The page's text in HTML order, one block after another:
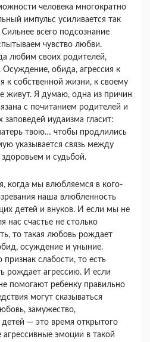
человека многократно
импульс усиливается так
всего подсознание
чувство любви.
любим своих родителей,
обида, агрессия к
к собственной жизни, к своему
живут. Я думаю, одна из причин
с почитанием родителей и
иудаизма гласит:
твою… чтобы продлились
указывается связь между
и судьбой.
когда мы влюбляемся в кого-
наша влюбленность
детей и внуков. И если мы не
нас счастье не столько
то такая любовь рождает
осуждение и уныние.
слабости, то есть
рождает агрессию. И если
помогают ребенку правильно
могут сказываться
замужество,
— это время открытого
эмоции в такой